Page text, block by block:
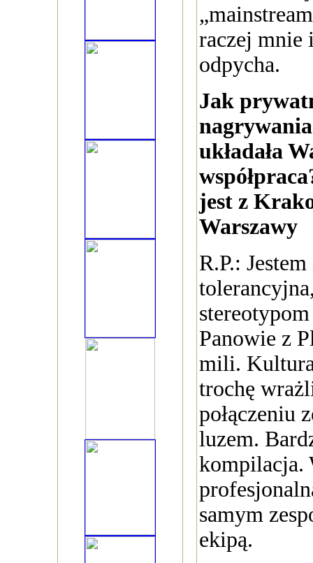
raczej mnie
odpycha.
Jak
układała
jest z
Warszawy
R.P.:
Panowie z
mili.
trochę
połączeniu
luzem.
kompilacja.
samym
ekipą.